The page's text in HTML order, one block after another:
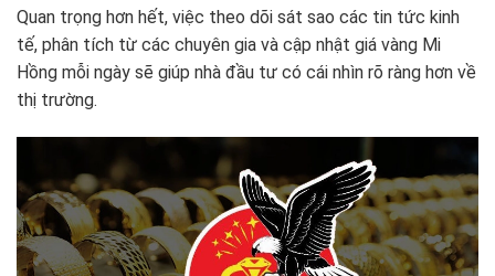
Quan trọng hơn hết, việc theo dõi sát sao các tin tức kinh
tế, phân tích từ các chuyên gia và cập nhật giá vàng Mi
Hồng mỗi ngày sẽ giúp nhà đầu tư có cái nhìn rõ ràng hơn về
thị trường.